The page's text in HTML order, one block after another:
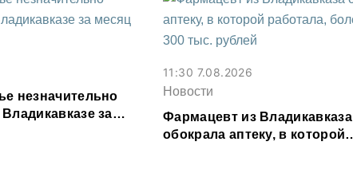
незначительно
за
11:30 7.08.2026
Новости
Фармацевт из Владикавказа
обокрала аптеку, в которой